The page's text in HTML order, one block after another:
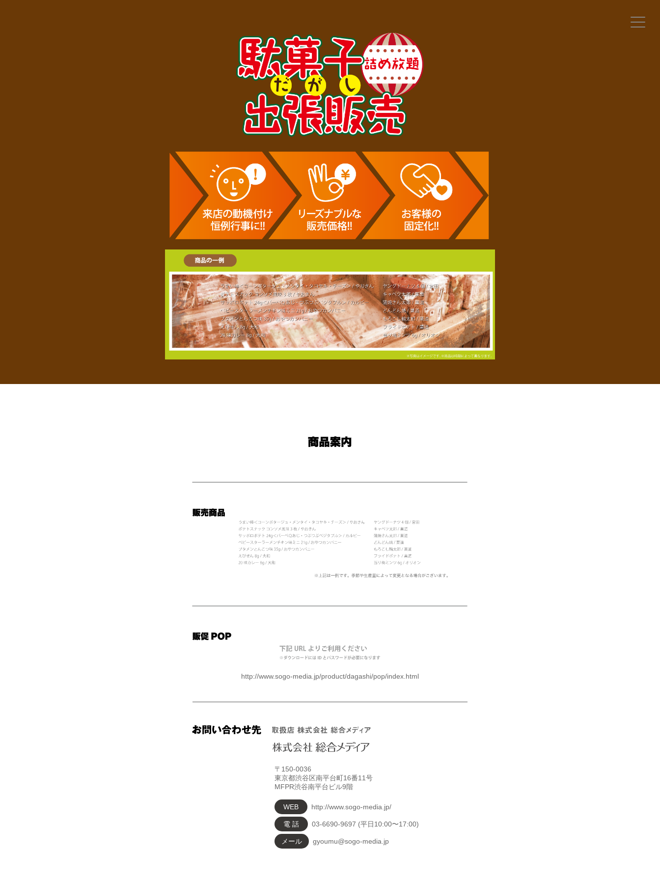
http://www.sogo-media.jp/product/dagashi/pop/index.html
〒150-0036
東京都渋谷区南平台町16番11号
MFPR渋谷南平台ビル9階
WEB http://www.sogo-media.jp/
電 話 03-6690-9697 (平日10:00〜17:00)
メール gyoumu@sogo-media.jp